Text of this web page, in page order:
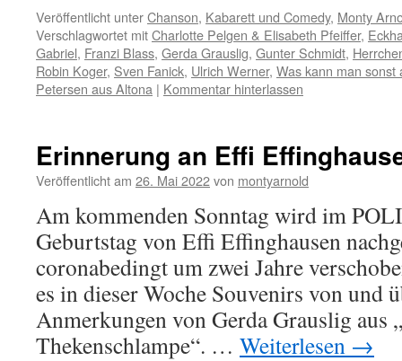
Veröffentlicht unterChanson, Kabarett und Comedy, Monty
Verschlagwortet mitCharlotte Pelgen & Elisabeth Pfeiffer,
Gabriel, Franzi Blass, Gerda Grauslig, Gunter Schmidt,
Robin Koger, Sven Fanick, Ulrich Werner, Was kann man sonst
Petersen aus Altona | Kommentar hinterlassen
Erinnerung an Effi
Veröffentlicht am 26. Mai 2022von montyarnold
Am kommenden Sonntag wird im
Geburtstag von Effi Effinghausen
coronabedingt um zwei Jahre
es in dieser Woche Souvenirs von und
Anmerkungen von Gerda Grauslig aus
Thekenschlampe“. … Weiterlesen →